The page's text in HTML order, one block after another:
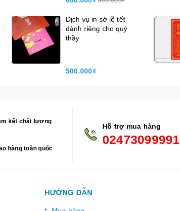
Dịch vụ in sớ lễ tết
dành riêng cho quý
thầy
500.000₫
kết chất lượng
hàng toàn quốc
Hỗ trợ mua hàng
02473099991
HƯỚNG DẪN